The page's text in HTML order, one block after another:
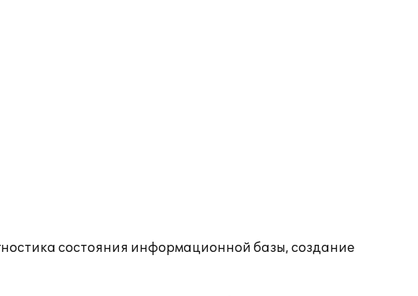
состояния информационной базы, создание